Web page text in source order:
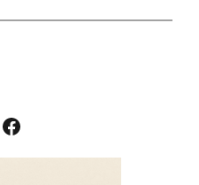
Facebook